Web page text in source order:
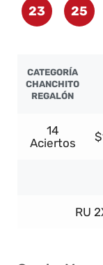
23 25
CATEGORÍA
CHANCHITO
REGALÓN
14
Aciertos
RU